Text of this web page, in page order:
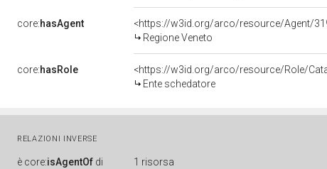
core:hasAgent
<https://w3id.org/arco/resource/Agent/
Regione Veneto
core:hasRole
<https://w3id.org/arco/resource/Role/
Ente schedatore
RELAZIONI INVERSE
è core:isAgentOf di 1 risorsa